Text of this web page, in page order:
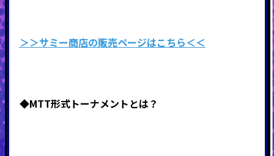
＞＞サミー商店の販売ページはこちら＜＜
◆MTT形式トーナメントとは？